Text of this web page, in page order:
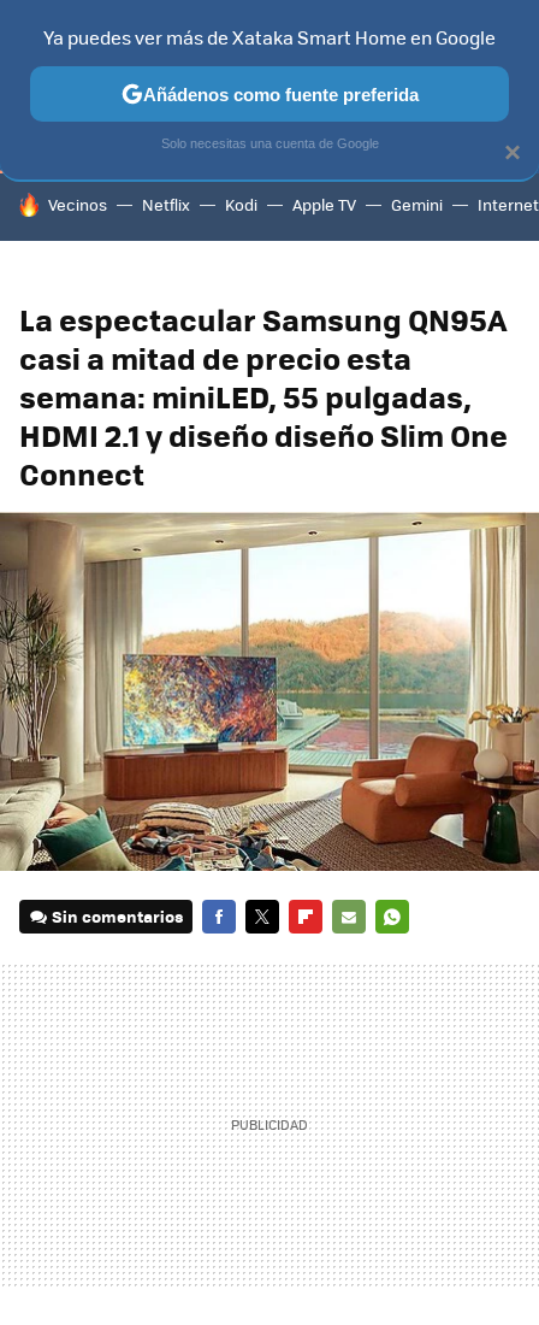
TELEVISORES CONTENIDOS SMART TV SELECCIÓN
HOY SE HABLA DE
Vecinos Netflix Kodi Apple TV Gemini Internet
La espectacular Samsung QN95A
casi a mitad de precio esta
semana: miniLED, 55 pulgadas,
HDMI 2.1 y diseño diseño Slim One
Connect
Sin comentarios
MAIL
×
Ya puedes ver más de Xataka Smart Home en Google
Añádenos como fuente preferida
Solo necesitas una cuenta de Google